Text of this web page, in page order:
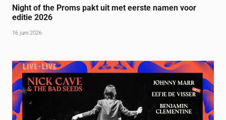
Night of the Proms pakt uit met eerste namen voor
editie 2026
16 juni 2026